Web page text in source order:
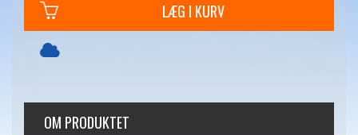
LÆG I KURV
OM PRODUKTET